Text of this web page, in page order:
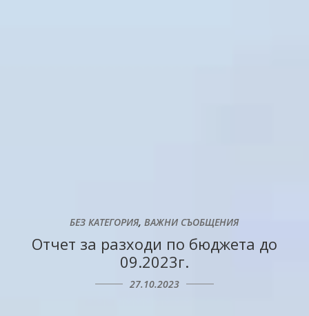
БЕЗ КАТЕГОРИЯ,ВАЖНИ СЪОБЩЕНИЯ
Отчет за разходи по бюджета до
09.2023г.
27.10.2023